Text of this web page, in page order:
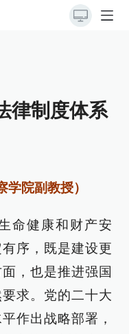
律制度体系
院副教授）
命健康和财产安
序，既是建设更
，也是推进强国
求。党的二十大
作出战略部署，